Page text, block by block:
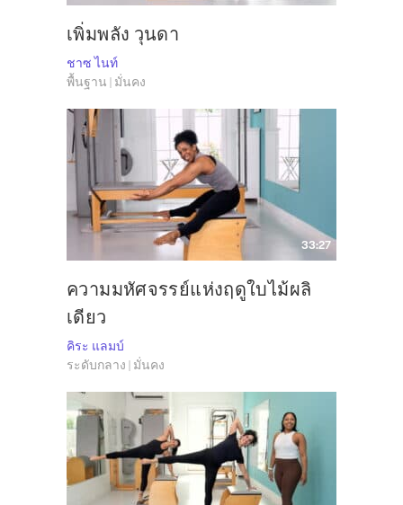
เพิ่มพลัง วุนดา
ชาซ ไนท์
พื้นฐาน | มั่นคง
33:27
ความมหัศจรรย์แห่งฤดูใบไม้ผลิ
เดียว
คิระ แลมบ์
ระดับกลาง | มั่นคง